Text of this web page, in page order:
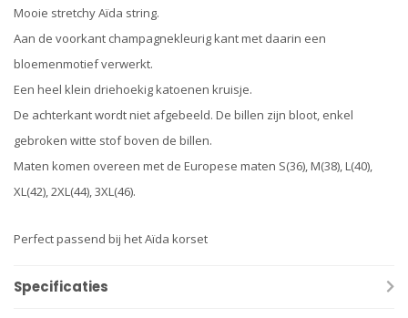
Mooie stretchy Aïda string.
Aan de voorkant champagnekleurig kant met daarin een
bloemenmotief verwerkt.
Een heel klein driehoekig katoenen kruisje.
De achterkant wordt niet afgebeeld. De billen zijn bloot, enkel
gebroken witte stof boven de billen.
Maten komen overeen met de Europese maten S(36), M(38), L(40),
XL(42), 2XL(44), 3XL(46).
Perfect passend bij het Aïda korset
Specificaties